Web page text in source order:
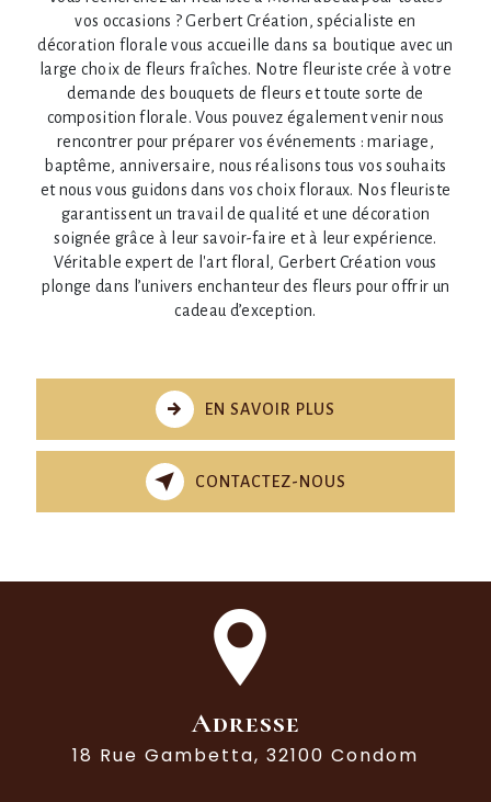
vos occasions ? Gerbert Création, spécialiste en
décoration florale vous accueille dans sa boutique avec un
large choix de fleurs fraîches. Notre fleuriste crée à votre
demande des bouquets de fleurs et toute sorte de
composition florale. Vous pouvez également venir nous
rencontrer pour préparer vos événements : mariage,
baptême, anniversaire, nous réalisons tous vos souhaits
et nous vous guidons dans vos choix floraux. Nos fleuriste
garantissent un travail de qualité et une décoration
soignée grâce à leur savoir-faire et à leur expérience.
Véritable expert de l'art floral, Gerbert Création vous
plonge dans l’univers enchanteur des fleurs pour offrir un
cadeau d’exception.
EN SAVOIR PLUS
CONTACTEZ-NOUS
Adresse
18 Rue Gambetta, 32100 Condom